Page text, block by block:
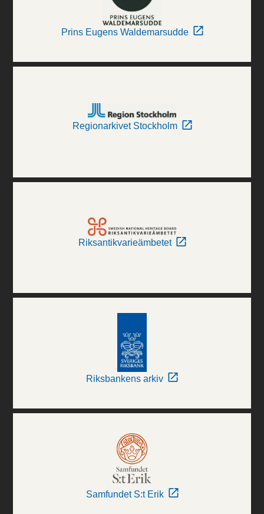
Prins Eugens Waldemarsudde
Regionarkivet Stockholm
Riksantikvarieämbetet
Riksbankens arkiv
Samfundet S:t Erik